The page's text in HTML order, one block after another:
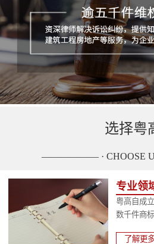
选择粤
—————— · CHOOSE
专业领
粤高自成
数千件商
了解更